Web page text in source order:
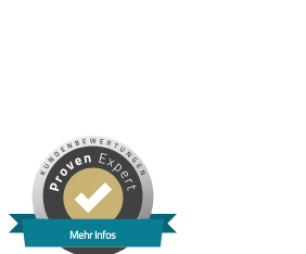
Mehr Infos